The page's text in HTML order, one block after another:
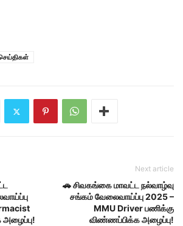
Next article
🚗 சிவகங்கை மாவட்ட நல்வாழ்வு
சங்கம் வேலைவாய்ப்பு 2025 –
MMU Driver பணிக்கு
விண்ணப்பிக்க அழைப்பு!